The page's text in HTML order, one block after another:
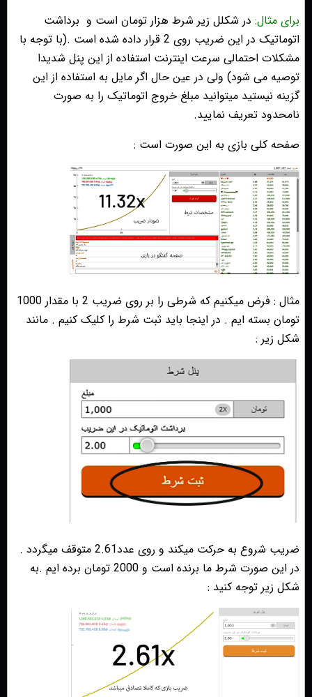
برای مثال: در شکلل زیر شرط هزار تومان است و برداشت
اتوماتیک در این ضریب روی 2 قرار داده شده است .(با توجه با
مشکلات احتمالی سرعت اینترنت استفاده از این پنل شدیدا
توصیه می شود) ولی در عین حال اگر مایل به استفاده از این
گزینه نیستید میتوانید مبلغ خروج اتوماتیک را به صورت
نامحدود تعریف نمایید.
صفحه کلی بازی به این صورت است :
مثال : فرض میکنیم که شرطی را بر روی ضریب 2 با مقدار 1000
تومان بسته ایم . در اینجا باید ثبت شرط را کلیک کنیم . مانند
شکل زیر :
ضریب شروع به حرکت میکند و روی عدد2.61 متوقف میگردد .
در این صورت شرط ما برنده است و 2000 تومان برده ایم .به
شکل زیر توجه کنید :